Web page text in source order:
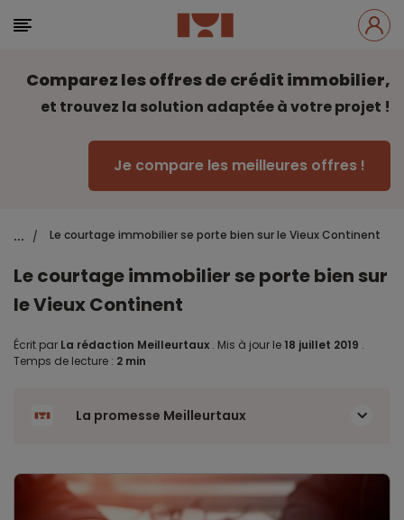
Comparez les offres de crédit immobilier,
et trouvez la solution adaptée à votre projet !
Je compare les meilleures offres !
... / Le courtage immobilier se porte bien sur le Vieux Continent
Le courtage immobilier se porte bien sur
le Vieux Continent
Écrit par La rédaction Meilleurtaux . Mis à jour le 18 juillet 2019 .
Temps de lecture : 2 min
La promesse Meilleurtaux